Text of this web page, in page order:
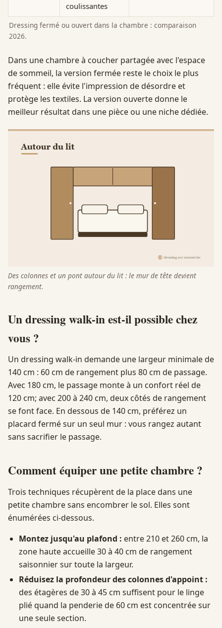
coulissantes
Dressing fermé ou ouvert dans la chambre : comparaison
2026.
Dans une chambre à coucher partagée avec l'espace
de sommeil, la version fermée reste le choix le plus
fréquent : elle évite l'impression de désordre et
protège les textiles. La version ouverte donne le
meilleur résultat dans une pièce ou une niche dédiée.
Des colonnes et un pont autour du lit : le mur de tête devient
rangement.
Un dressing walk-in est-il possible chez
vous ?
Un dressing walk-in demande une largeur minimale de
140 cm : 60 cm de rangement plus 80 cm de passage.
Avec 180 cm, le passage monte à un confort réel de
120 cm; avec 200 à 240 cm, deux côtés de rangement
se font face. En dessous de 140 cm, préférez un
placard fermé sur un seul mur : vous rangez autant
sans sacrifier le passage.
Comment équiper une petite chambre ?
Trois techniques récupèrent de la place dans une
petite chambre sans encombrer le sol. Elles sont
énumérées ci-dessous.
Montez jusqu'au plafond : entre 210 et 260 cm, la
zone haute accueille 30 à 40 cm de rangement
saisonnier sur toute la largeur.
Réduisez la profondeur des colonnes d'appoint :
des étagères de 30 à 45 cm suffisent pour le linge
plié quand la penderie de 60 cm est concentrée sur
une seule section.